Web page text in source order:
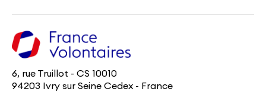
6, rue Truillot - CS 10010
94203 Ivry sur Seine Cedex - France